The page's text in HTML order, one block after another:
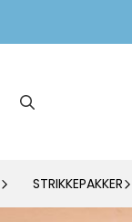
STRIKKEPAKKER